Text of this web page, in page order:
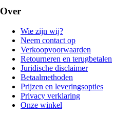
Over
Wie zijn wij?
Neem contact op
Verkoopvoorwaarden
Retourneren en terugbetalen
Juridische disclaimer
Betaalmethoden
Prijzen en leveringsopties
Privacy verklaring
Onze winkel